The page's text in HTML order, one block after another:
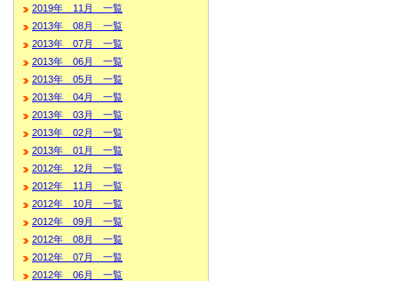
2019年 11月 一覧
2013年 08月 一覧
2013年 07月 一覧
2013年 06月 一覧
2013年 05月 一覧
2013年 04月 一覧
2013年 03月 一覧
2013年 02月 一覧
2013年 01月 一覧
2012年 12月 一覧
2012年 11月 一覧
2012年 10月 一覧
2012年 09月 一覧
2012年 08月 一覧
2012年 07月 一覧
2012年 06月 一覧